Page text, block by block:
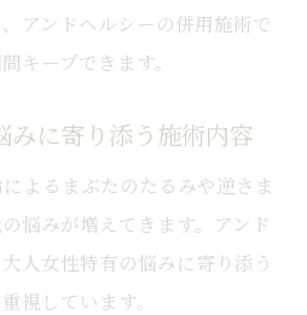
アンドヘルシーの併用施術で
キープできます。
に寄り添う施術内容
よるまぶたのたるみや逆さま
悩みが増えてきます。アンド
人女性特有の悩みに寄り添う
視しています。